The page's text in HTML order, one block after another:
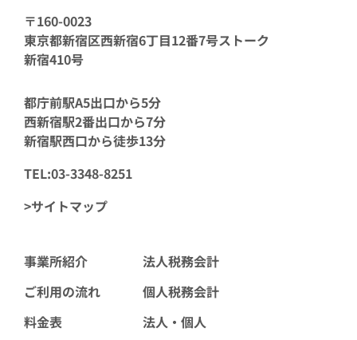
〒160-0023
東京都新宿区西新宿6丁目12番7号ストーク
新宿410号
都庁前駅A5出口から5分
西新宿駅2番出口から7分
新宿駅西口から徒歩13分
TEL:03-3348-8251
>サイトマップ
事業所紹介
ご利用の流れ
料金表
法人税務会計
個人税務会計
法人・個人